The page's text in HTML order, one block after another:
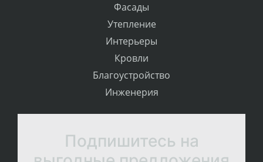
Фасады
Утепление
Интерьеры
Кровли
Благоустройство
Инженерия
Подпишитесь на